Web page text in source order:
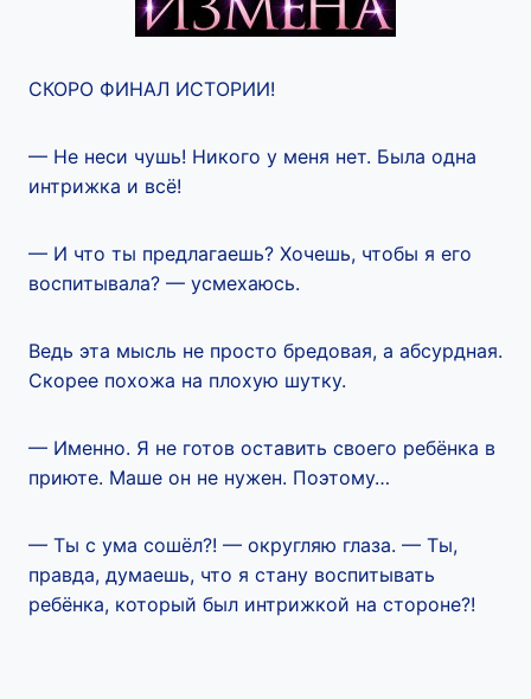
СКОРО ФИНАЛ ИСТОРИИ!
— Не неси чушь! Никого у меня нет. Была одна
интрижка и всё!
— И что ты предлагаешь? Хочешь, чтобы я его
воспитывала? — усмехаюсь.
Ведь эта мысль не просто бредовая, а абсурдная.
Скорее похожа на плохую шутку.
— Именно. Я не готов оставить своего ребёнка в
приюте. Маше он не нужен. Поэтому…
— Ты с ума сошёл?! — округляю глаза. — Ты,
правда, думаешь, что я стану воспитывать
ребёнка, который был интрижкой на стороне?!